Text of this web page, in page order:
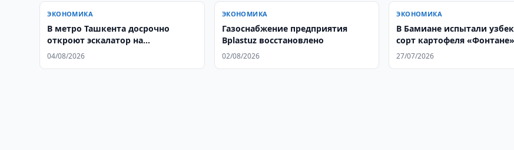
ЭКОНОМИКА
В метро Ташкента досрочно
откроют эскалатор на
«Пахтакоре»
04/08/2026
ЭКОНОМИКА
Газоснабжение предприятия
Bplastuz восстановлено
02/08/2026
ЭКОНОМИКА
В Бамиане испытали
сорт картофеля «Фонтане»
27/07/2026